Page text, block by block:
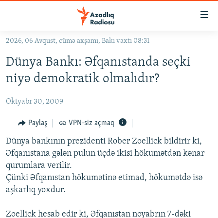
Əsas
qayıt
Əsas
naviqasiyaya
qayıt
#İZAHLA
KORRUPSIOMETR
#ƏSLINDƏ
FƏRQƏ BAX
QANUNI DOĞRU
ARAŞDIRMA
MULTIMEDIA
VIDEO
FOTOQALEREYA
RADIO ARXIV
OXU ZALI
HAQQIMIZDA
2026, 06 Avqust, cümə axşamı, Bakı vaxtı 08:31
Dünya Bankı: Əfqanıstanda seçki
niyə demokratik olmalıdır?
Oktyabr 30, 2009
Paylaş VPN-siz açmaq
Dünya bankının prezidenti Rober Zoellick bildirir ki,
Əfqanıstana gələn pulun üçdə ikisi hökumətdən kənar
qurumlara verilir.
Çünki Əfqanıstan hökumətinə etimad, hökumətdə isə
aşkarlıq yoxdur.
Zoellick hesab edir ki, Əfqanıstan noyabrın 7-dəki